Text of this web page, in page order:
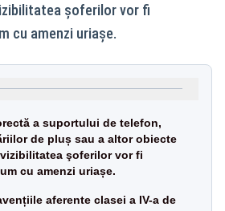
şoferilor vor fi
cu amenzi uriașe.
a suportului de telefon,
de pluș sau a altor obiecte
şoferilor vor fi
cu amenzi uriașe.
aferente clasei a IV-a de